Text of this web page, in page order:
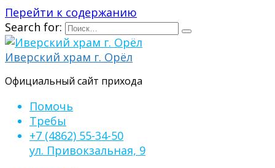
Перейти к содержанию
Search for:
Иверский храм г. Орёл
Официальный сайт прихода
Помочь
Требы
+7 (4862) 55-34-50
ул. Привокзальная, 9